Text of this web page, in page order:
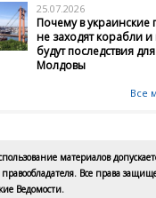
25.07.2026
Почему в украинские
не заходят корабли и
будут последствия для
Молдовы
Все
материалов
правообладателя. Все права
Ведомости.